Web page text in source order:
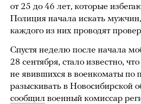
от 25 до 46 лет, которые
Полиция начала искать
каждого из них проводят
Спустя неделю после начала
28 сентября, стало известно,
не явившихся в военкоматы по
разыскивать в Новосибирской
сообщил военный комиссар